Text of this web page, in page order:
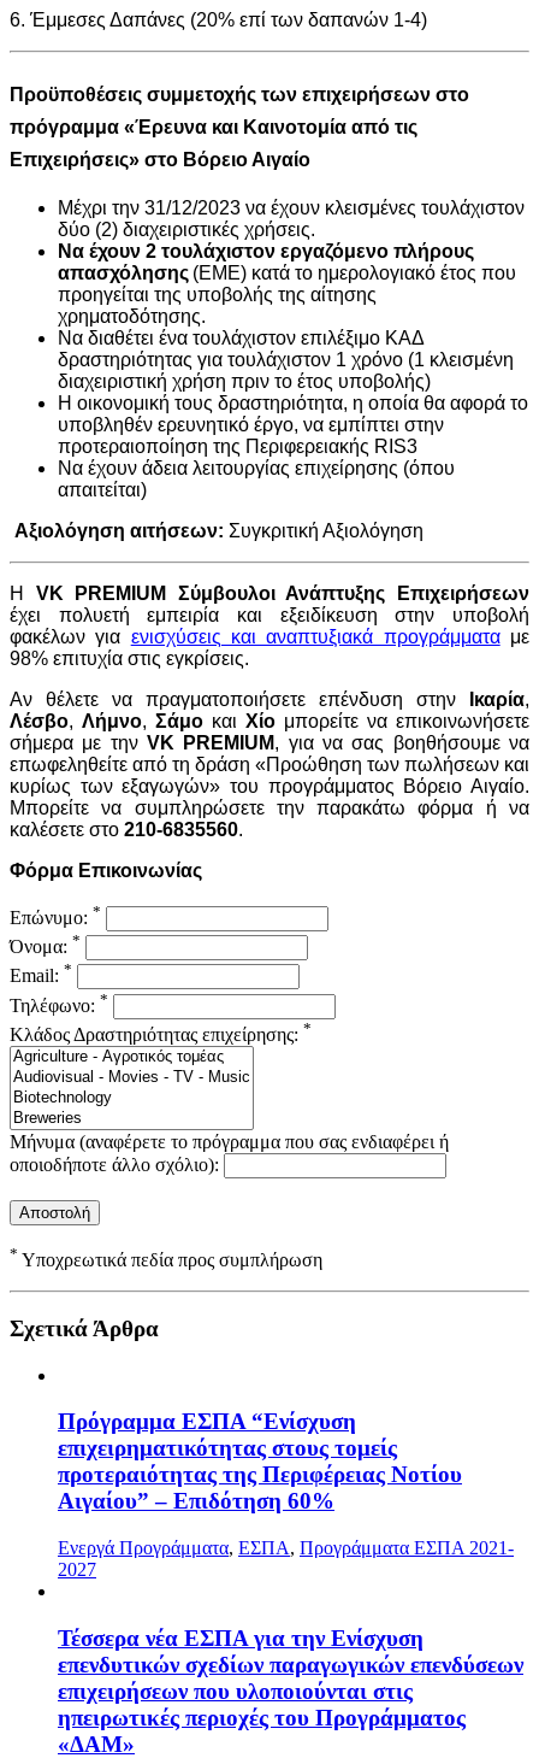
6. Έμμεσες Δαπάνες (20% επί των δαπανών 1-4)
Προϋποθέσεις συμμετοχής των επιχειρήσεων στο
πρόγραμμα «Έρευνα και Καινοτομία από τις
Επιχειρήσεις» στο Βόρειο Αιγαίο
Μέχρι την 31/12/2023 να έχουν κλεισμένες τουλάχιστον
δύο (2) διαχειριστικές χρήσεις.
Να έχουν 2 τουλάχιστον εργαζόμενο πλήρους
απασχόλησης (EME) κατά το ημερολογιακό έτος που
προηγείται της υποβολής της αίτησης
χρηματοδότησης.
Να διαθέτει ένα τουλάχιστον επιλέξιμο ΚΑΔ
δραστηριότητας για τουλάχιστον 1 χρόνο (1 κλεισμένη
διαχειριστική χρήση πριν το έτος υποβολής)
H οικονομική τους δραστηριότητα, η οποία θα αφορά το
υποβληθέν ερευνητικό έργο, να εμπίπτει στην
προτεραιοποίηση της Περιφερειακής RIS3
Να έχουν άδεια λειτουργίας επιχείρησης (όπου
απαιτείται)
Αξιολόγηση αιτήσεων: Συγκριτική Αξιολόγηση
H VK PREMIUM Σύμβουλοι Ανάπτυξης Επιχειρήσεων
έχει πολυετή εμπειρία και εξειδίκευση στην υποβολή
φακέλων για ενισχύσεις και αναπτυξιακά προγράμματαμε
98% επιτυχία στις εγκρίσεις.
Αν θέλετε να πραγματοποιήσετε επένδυση στην
Ικαρία,
Λέσβο, Λήμνο, Σάμο και Χίο μπορείτε να επικοινωνήσετε
σήμερα με την VK PREMIUM, για να σας βοηθήσουμε να
επωφεληθείτε από τη δράση «Προώθηση των πωλήσεων και
κυρίως των εξαγωγών» του προγράμματος Βόρειο Αιγαίο.
Μπορείτε να συμπληρώσετε την παρακάτω φόρμα ή να
καλέσετε στο 210-6835560.
Φόρμα Επικοινωνίας
Επώνυμο: *
Όνομα: *
Email: *
Τηλέφωνο: *
Κλάδος Δραστηριότητας επιχείρησης: *
Μήνυμα (αναφέρετε το πρόγραμμα που σας ενδιαφέρει ή
οποιοδήποτε άλλο σχόλιο):
* Υποχρεωτικά πεδία προς συμπλήρωση
Σχετικά Άρθρα
Πρόγραμμα ΕΣΠΑ “Ενίσχυση
επιχειρηματικότητας στους τομείς
προτεραιότητας της Περιφέρειας Νοτίου
Αιγαίου” – Επιδότηση 60%
Ενεργά Προγράμματα, ΕΣΠΑ, Προγράμματα ΕΣΠΑ 2021-
2027
Τέσσερα νέα ΕΣΠΑ για την Ενίσχυση
επενδυτικών σχεδίων παραγωγικών επενδύσεων
επιχειρήσεων που υλοποιούνται στις
ηπειρωτικές περιοχές του Προγράμματος
«ΔΑΜ»